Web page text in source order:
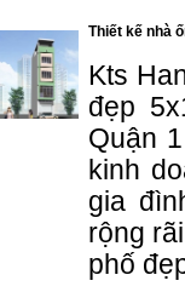
Thiết kế nhà
Kts
đẹp
Quận
kinh
gia
rộng
phố